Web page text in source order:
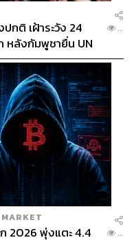
กติ เฝ้าระวัง 24
หลังกัมพูชายื่น UN
...
MARKET
2026 พุ่งแตะ 4.4
...